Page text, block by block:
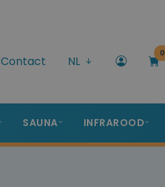
Contact NL
0
SAUNA INFRAROOD